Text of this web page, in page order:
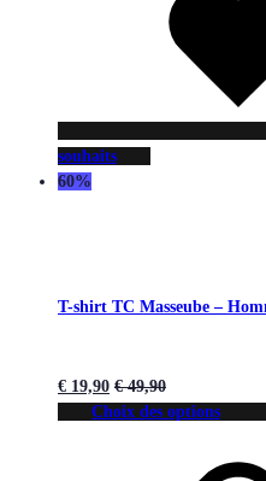
souhaits
60%
T-shirt TC Masseube –
€ 19,90 €49,90
Choix des options